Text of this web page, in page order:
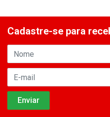
Cadastre-se para